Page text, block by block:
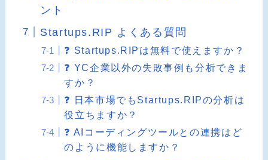
ント
Startups.RIP よくある質問
❓ Startups.RIPは無料で使えますか？
❓ YC企業以外の失敗事例も分析できま
すか？
❓ 日本市場でもStartups.RIPの分析は
役立ちますか？
❓ AIコーディングツールとの連携はど
のように機能しますか？